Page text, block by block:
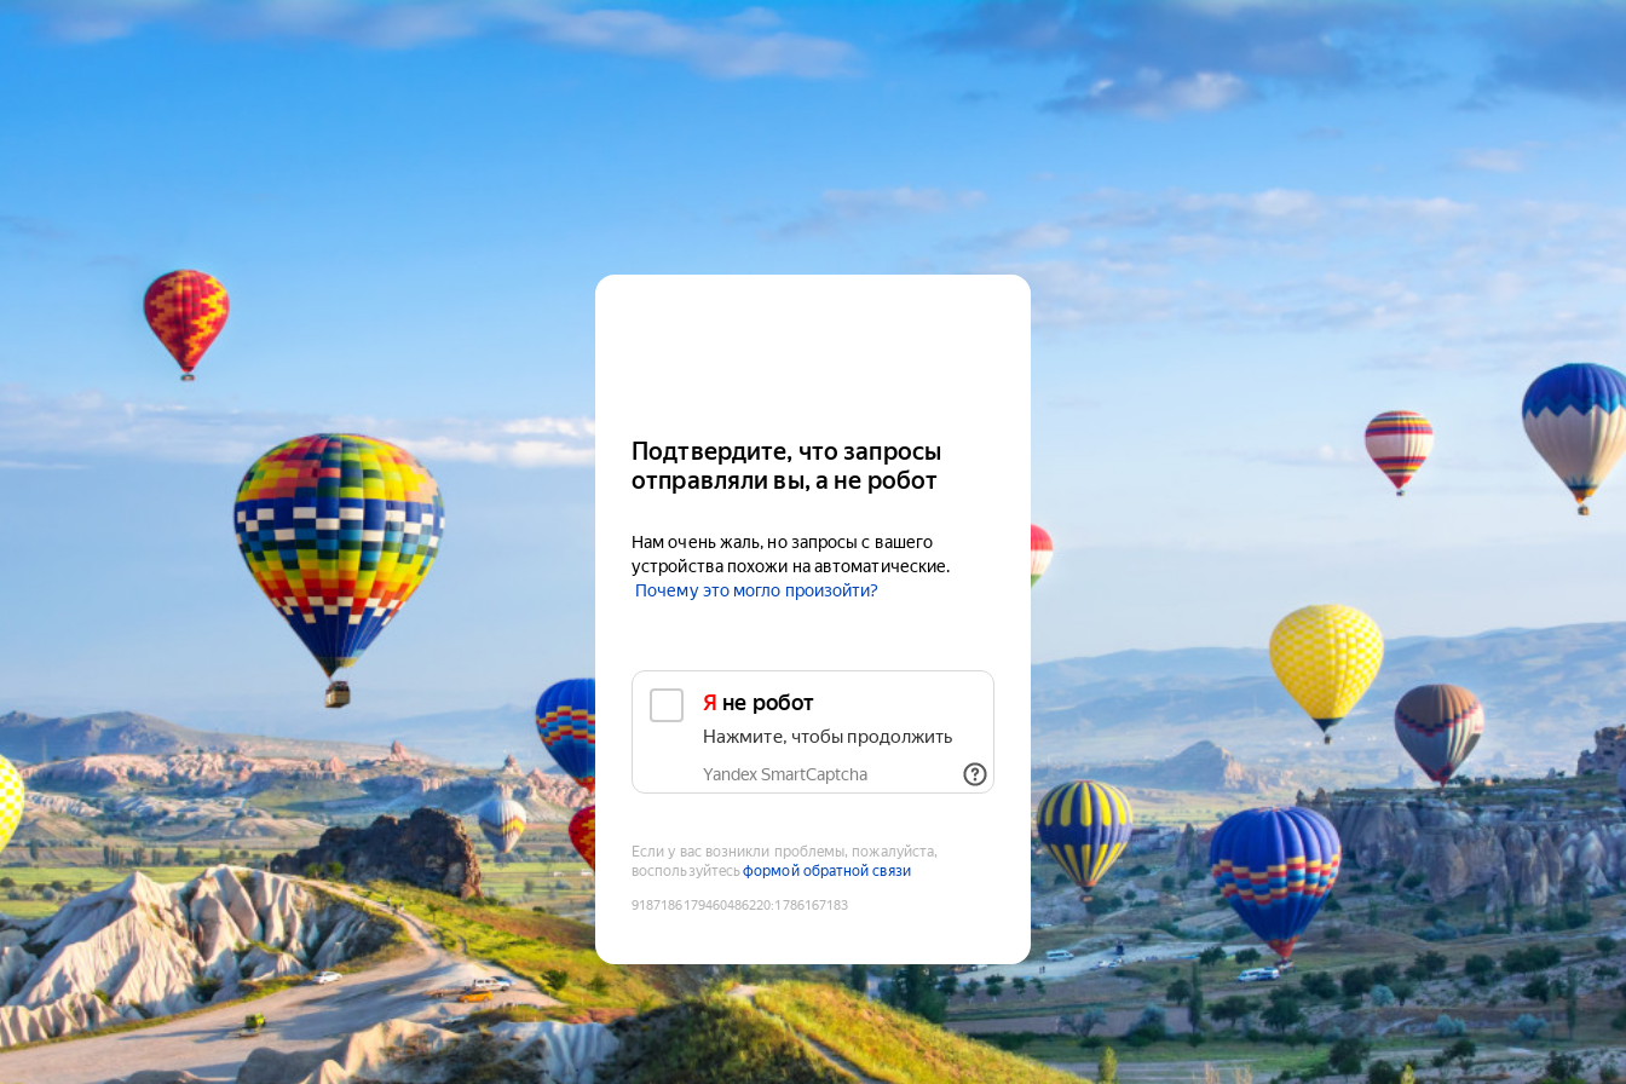
Подтвердите, что запросы
отправляли вы, а не робот
Нам очень жаль, но запросы с вашего
устройства похожи на автоматические.
Почему это могло произойти?
Я не робот
Нажмите, чтобы продолжить
Yandex SmartCaptcha
Если у вас возникли проблемы, пожалуйста,
воспользуйтесьформой обратной связи
9187186179460486220:1786167183